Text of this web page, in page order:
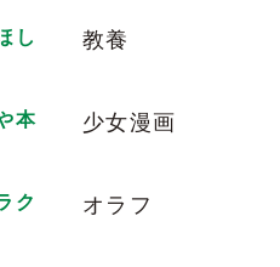
| ID:0N6PA4KqgK
ちゃんは、ビジュエグすぎ才
はみんな彼女の虜になる事
生日なのでみんなでお祝いし
憧れていて中々お店に行っ
ったので少し酔っていました
印象で一発で気に入った次第で
し
教養
本
少女漫画
ク
オラフ